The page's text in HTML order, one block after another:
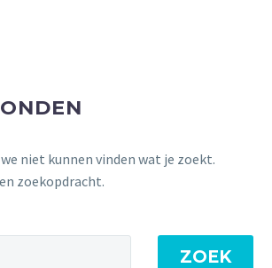
niet kunnen vinden wat je zoekt.
zoekopdracht.
ZOEK